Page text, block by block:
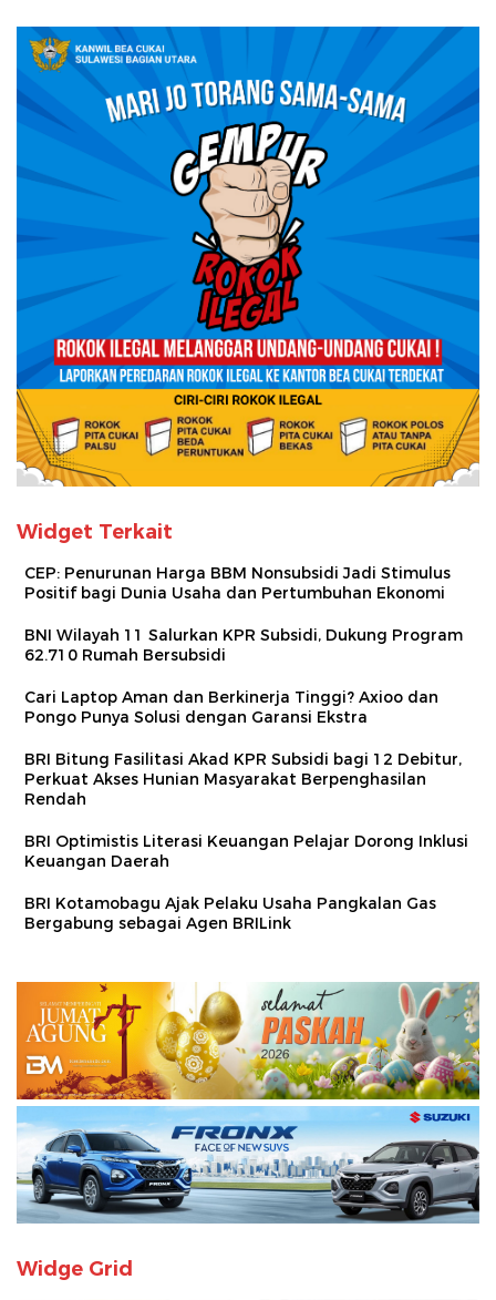
Widget Terkait
CEP: Penurunan Harga BBM Nonsubsidi Jadi Stimulus
Positif bagi Dunia Usaha dan Pertumbuhan Ekonomi
BNI Wilayah 11 Salurkan KPR Subsidi, Dukung Program
62.710 Rumah Bersubsidi
Cari Laptop Aman dan Berkinerja Tinggi? Axioo dan
Pongo Punya Solusi dengan Garansi Ekstra
BRI Bitung Fasilitasi Akad KPR Subsidi bagi 12 Debitur,
Perkuat Akses Hunian Masyarakat Berpenghasilan
Rendah
BRI Optimistis Literasi Keuangan Pelajar Dorong Inklusi
Keuangan Daerah
BRI Kotamobagu Ajak Pelaku Usaha Pangkalan Gas
Bergabung sebagai Agen BRILink
Widge Grid